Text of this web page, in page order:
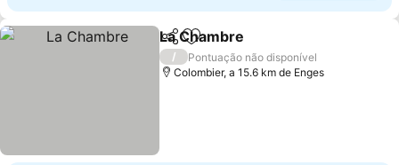
PartilharAdicionar aos favoritos
La Chambre
/
Pontuação não disponível
Colombier, a 15.6 km de Enges